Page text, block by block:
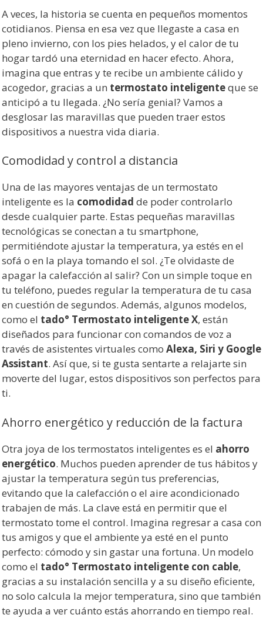
A veces, la historia se cuenta en pequeños momentos
cotidianos. Piensa en esa vez que llegaste a casa en
pleno invierno, con los pies helados, y el calor de tu
hogar tardó una eternidad en hacer efecto. Ahora,
imagina que entras y te recibe un ambiente cálido y
acogedor, gracias a un termostato inteligenteque se
anticipó a tu llegada. ¿No sería genial? Vamos a
desglosar las maravillas que pueden traer estos
dispositivos a nuestra vida diaria.
Comodidad y control a distancia
Una de las mayores ventajas de un termostato
inteligente es la comodidad de poder controlarlo
desde cualquier parte. Estas pequeñas maravillas
tecnológicas se conectan a tu smartphone,
permitiéndote ajustar la temperatura, ya estés en el
sofá o en la playa tomando el sol. ¿Te olvidaste de
apagar la calefacción al salir? Con un simple toque en
tu teléfono, puedes regular la temperatura de tu casa
en cuestión de segundos. Además, algunos modelos,
como el tado° Termostato inteligente X, están
diseñados para funcionar con comandos de voz a
través de asistentes virtuales como Alexa, Siri y Google
Assistant. Así que, si te gusta sentarte a relajarte sin
moverte del lugar, estos dispositivos son perfectos para
ti.
Ahorro energético y reducción de la factura
Otra joya de los termostatos inteligentes es el ahorro
energético. Muchos pueden aprender de tus hábitos y
ajustar la temperatura según tus preferencias,
evitando que la calefacción o el aire acondicionado
trabajen de más. La clave está en permitir que el
termostato tome el control. Imagina regresar a casa con
tus amigos y que el ambiente ya esté en el punto
perfecto: cómodo y sin gastar una fortuna. Un modelo
como el tado° Termostato inteligente con cable,
gracias a su instalación sencilla y a su diseño eficiente,
no solo calcula la mejor temperatura, sino que también
te ayuda a ver cuánto estás ahorrando en tiempo real.